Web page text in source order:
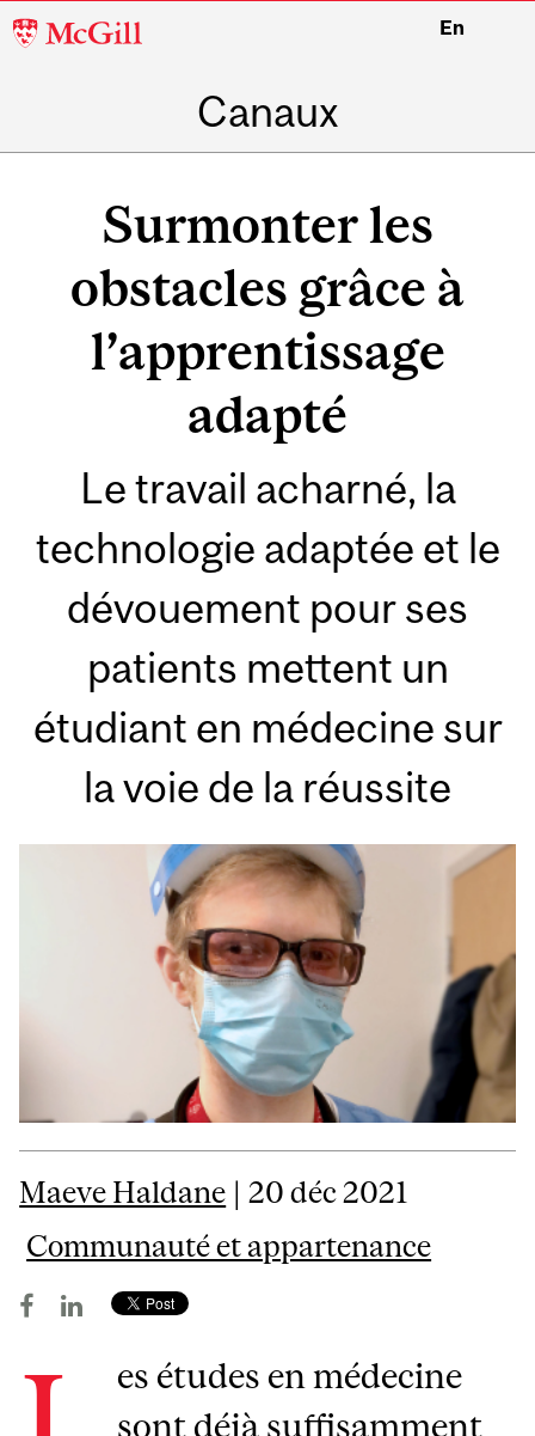
McGill
En
Canaux
Surmonter les
obstacles grâce à
l’apprentissage
adapté
Le travail acharné, la
technologie adaptée et le
dévouement pour ses
patients mettent un
étudiant en médecine sur
la voie de la réussite
Maeve Haldane | 20 déc 2021
Communauté et appartenance
es études en médecine
sont déjà suffisamment